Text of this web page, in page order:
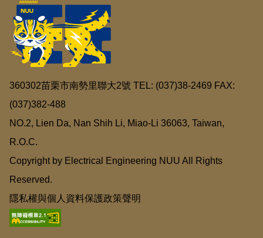
360302苗栗市南勢里聯大2號 TEL: (037)38-2469 FAX:
(037)382-488
NO.2, Lien Da, Nan Shih Li, Miao-Li 36063, Taiwan,
R.O.C.
Copyright by Electrical Engineering NUU All Rights
Reserved.
隱私權與個人資料保護政策聲明